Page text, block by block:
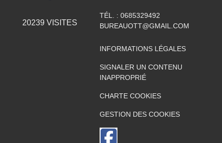
20239 VISITES
TÉL. : 0685329492
BUREAUOTT@GMAIL.COM
INFORMATIONS LÉGALES
SIGNALER UN CONTENU
INAPPROPRIÉ
CHARTE COOKIES
GESTION DES COOKIES